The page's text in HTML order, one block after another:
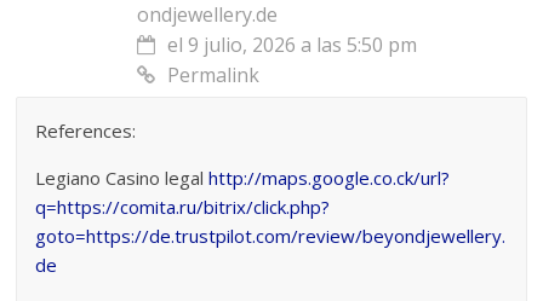
ondjewellery.de
el 9 julio, 2026 a las 5:50 pm
Permalink
References:
Legiano Casino legalhttp://maps.google.co.ck/url?
q=https://comita.ru/bitrix/click.php?
goto=https://de.trustpilot.com/review/beyondjewellery.
de